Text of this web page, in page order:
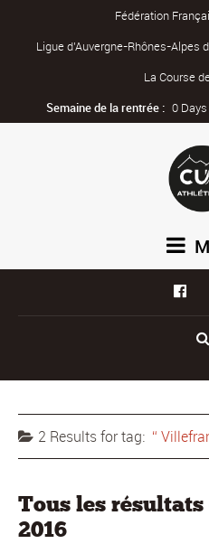
Fédération
Ligue d’Auvergne-Rhônes-Alpes
La Course
Semaine de la rentrée : 0
2 Results fortag:
Tous les
2016